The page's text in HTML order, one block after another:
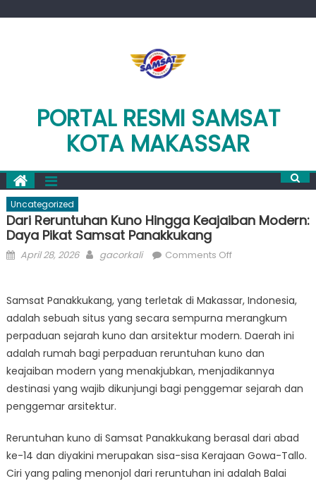
PORTAL RESMI SAMSAT
KOTA MAKASSAR
Uncategorized
Dari Reruntuhan Kuno Hingga Keajaiban Modern:
Daya Pikat Samsat Panakkukang
Posted
April 28, 2026 Author
gacorkali Comments Offon
Kuno
Hingga
Keajaiban
Modern:
Daya
Pikat
Samsat
Samsat Panakkukang, yang terletak di Makassar, Indonesia,
adalah sebuah situs yang secara sempurna merangkum
perpaduan sejarah kuno dan arsitektur modern. Daerah ini
adalah rumah bagi perpaduan reruntuhan kuno dan
keajaiban modern yang menakjubkan, menjadikannya
destinasi yang wajib dikunjungi bagi penggemar sejarah dan
penggemar arsitektur.
Reruntuhan kuno di Samsat Panakkukang berasal dari abad
ke-14 dan diyakini merupakan sisa-sisa Kerajaan Gowa-Tallo.
Ciri yang paling menonjol dari reruntuhan ini adalah Balai